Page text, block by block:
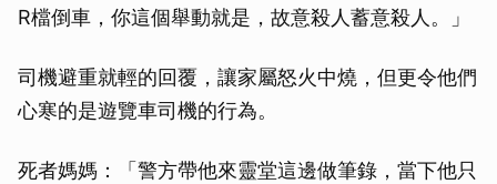
R檔倒車，你這個舉動就是，故意殺人蓄意殺人。」
司機避重就輕的回覆，讓家屬怒火中燒，但更令他們
心寒的是遊覽車司機的行為。
死者媽媽：「警方帶他來靈堂這邊做筆錄，當下他只